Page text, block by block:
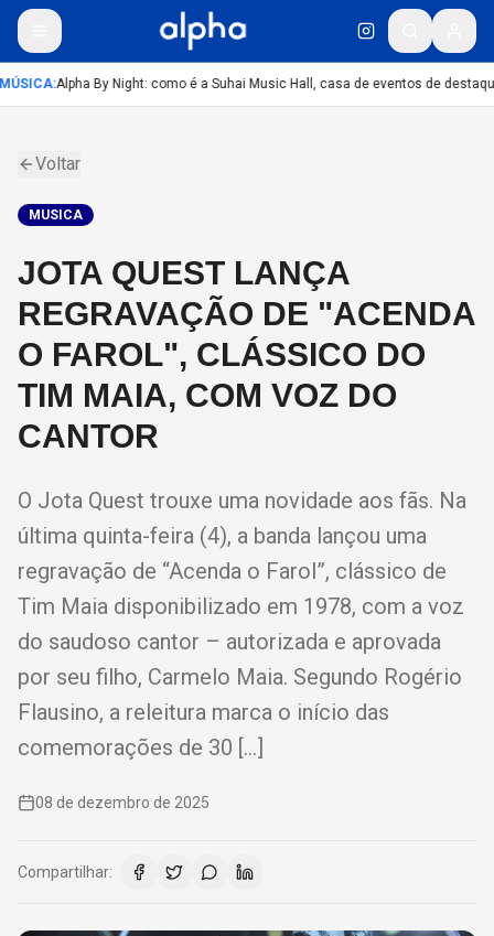
:Alpha By Night: como é a Suhai Music Hall, casa de eventos de
Voltar
MUSICA
JOTA QUEST LANÇA
REGRAVAÇÃO DE "ACENDA
O FAROL", CLÁSSICO DO
TIM MAIA, COM VOZ DO
CANTOR
O Jota Quest trouxe uma novidade aos fãs. Na
última quinta-feira (4), a banda lançou uma
regravação de “Acenda o Farol”, clássico de
Tim Maia disponibilizado em 1978, com a voz
do saudoso cantor – autorizada e aprovada
por seu filho, Carmelo Maia. Segundo Rogério
Flausino, a releitura marca o início das
comemorações de 30 […]
08 de dezembro de 2025
Compartilhar: